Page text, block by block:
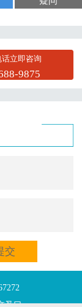
立即咨询
9875
叉口